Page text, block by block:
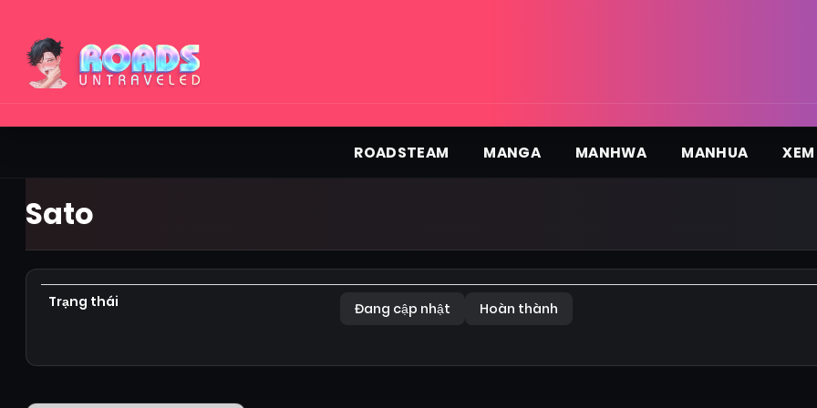
ROADSTEAM MANGA MANHWA MANHUA
Sato
Trạng thái Đang cập nhật Hoàn thành